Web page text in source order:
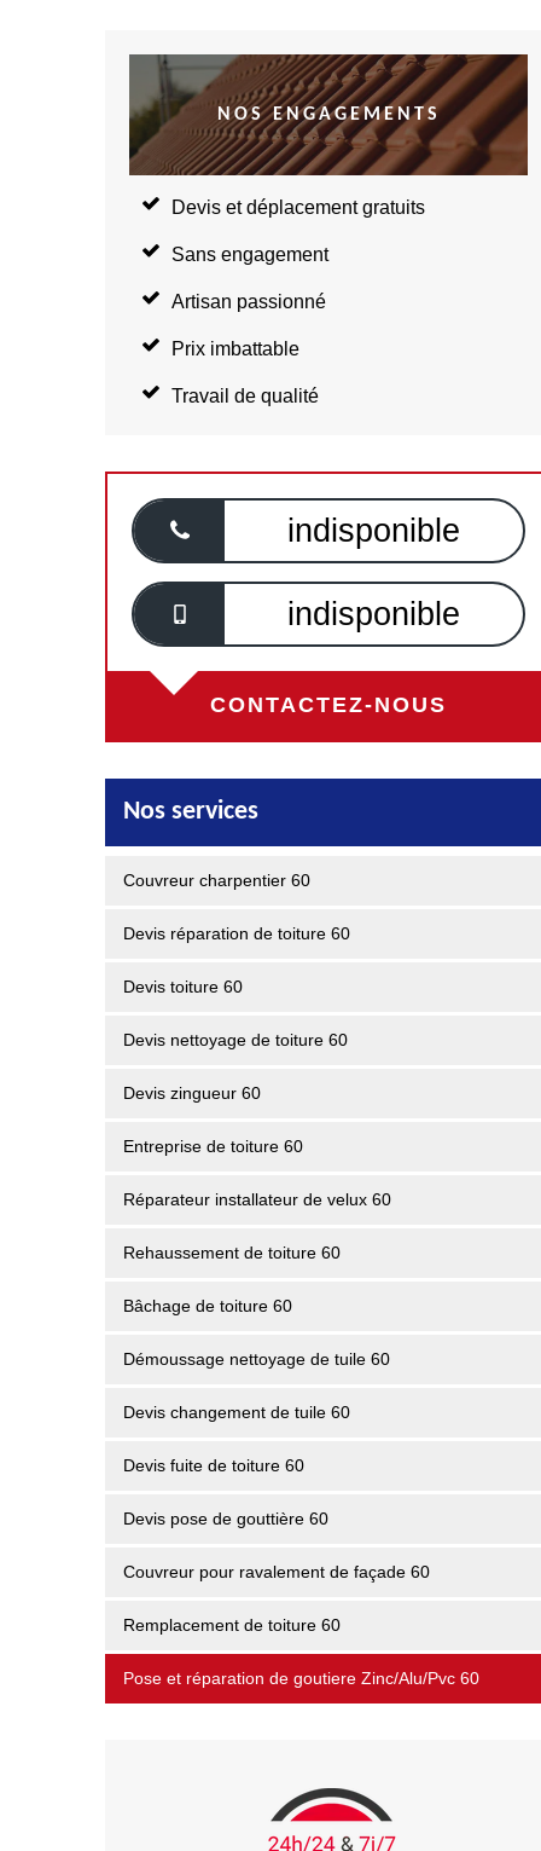
NOS ENGAGEMENTS
Devis et déplacement gratuits
Sans engagement
Artisan passionné
Prix imbattable
Travail de qualité
indisponible
indisponible
CONTACTEZ-NOUS
Nos services
Couvreur charpentier 60
Devis réparation de toiture 60
Devis toiture 60
Devis nettoyage de toiture 60
Devis zingueur 60
Entreprise de toiture 60
Réparateur installateur de velux 60
Rehaussement de toiture 60
Bâchage de toiture 60
Démoussage nettoyage de tuile 60
Devis changement de tuile 60
Devis fuite de toiture 60
Devis pose de gouttière 60
Couvreur pour ravalement de façade 60
Remplacement de toiture 60
Pose et réparation de goutiere Zinc/Alu/Pvc 60